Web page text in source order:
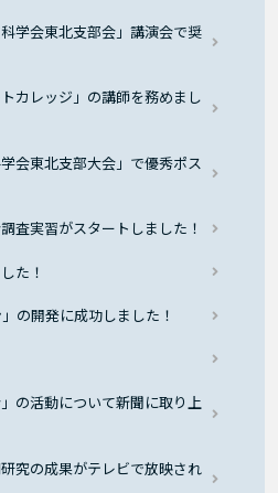
学会東北支部会」講演会で奨
カレッジ」の講師を務めまし
会東北支部大会」で優秀ポス
査実習がスタートしました！
た！
の開発に成功しました！
の活動について新聞に取り上
究の成果がテレビで放映され